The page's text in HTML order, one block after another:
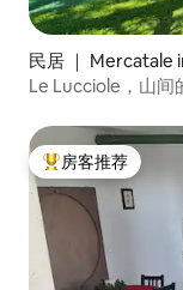
民居 ｜ Mercatale
Le Lucciole，山间
热门「房客推荐」
房客推荐